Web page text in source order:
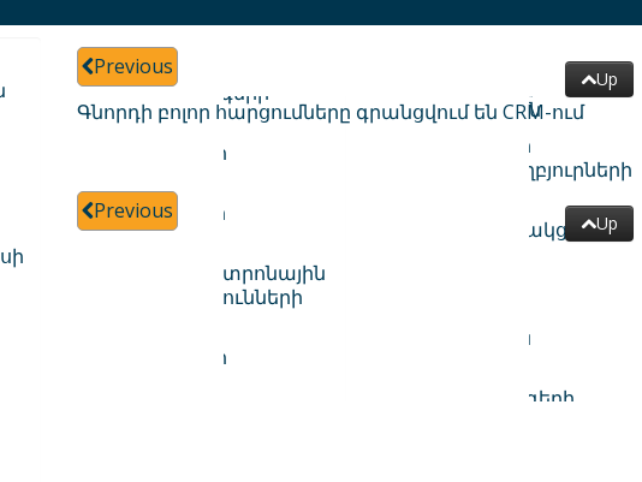
Previous Up
Գնորդի բոլոր հարցումները գրանցվում են CRM-ում
Previous Up